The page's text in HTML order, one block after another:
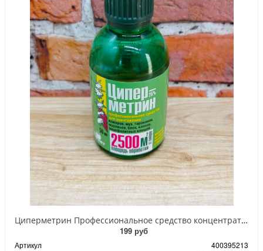
Циперметрин Профессиональное средство концентрат эмульсии 25% для уничтожения тараканов, мух,комаров, блох, клопов, муравьев, ос 50 мл
199 руб
Артикул
400395213